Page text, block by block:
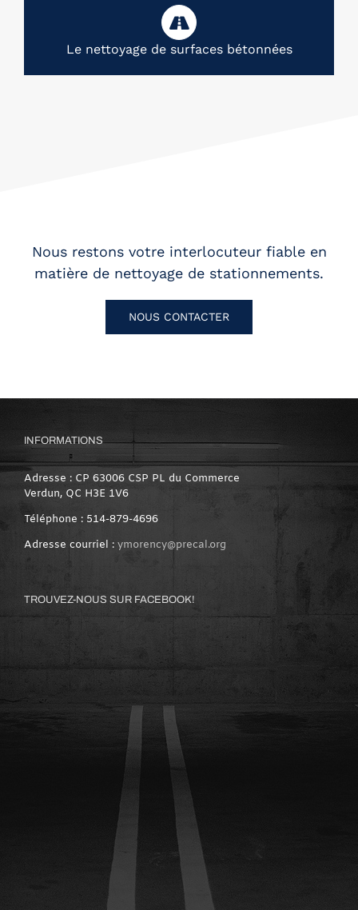
Le nettoyage de surfaces bétonnées
Nous restons votre interlocuteur fiable en
matière de nettoyage de stationnements.
NOUS CONTACTER
INFORMATIONS
Adresse : CP 63006 CSP PL du Commerce
Verdun, QC H3E 1V6
Téléphone : 514-879-4696
Adresse courriel : ymorency@precal.org
TROUVEZ-NOUS SUR FACEBOOK!